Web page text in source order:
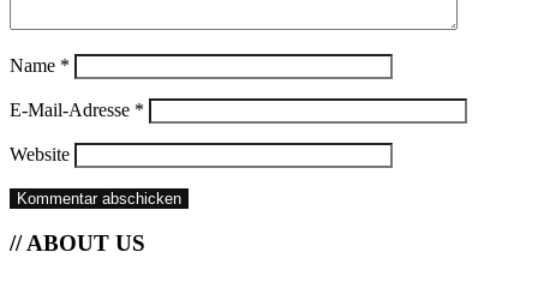
Name *
E-Mail-Adresse *
Website
// ABOUT US